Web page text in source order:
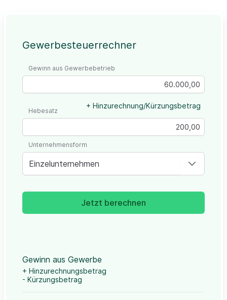
Gewerbesteuerrechner
Gewinn aus Gewerbebetrieb
+ Hinzurechnung/Kürzungsbetrag
Hebesatz
Einzelunternehmen
Unternehmensform
Jetzt berechnen
Gewinn aus Gewerbe
+ Hinzurechnungsbetrag
- Kürzungsbetrag